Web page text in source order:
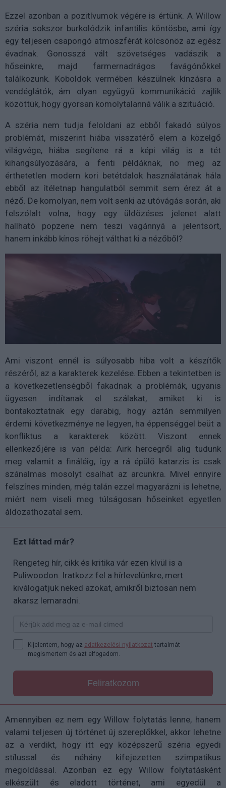
Ezzel azonban a pozitívumok végére is értünk. A Willow
széria sokszor burkolódzik infantilis köntösbe, ami így
egy teljesen csapongó atmoszférát kölcsönöz az egész
évadnak. Gonosszá vált szövetséges vadászik a
hőseinkre, majd farmernadrágos favágónőkkel
találkozunk. Koboldok vermében készülnek kínzásra a
vendéglátók, ám olyan együgyű kommunikáció zajlik
közöttük, hogy gyorsan komolytalanná válik a szituáció.
A széria nem tudja feloldani az ebből fakadó súlyos
problémát, miszerint hiába visszatérő elem a közelgő
világvége, hiába segítene rá a képi világ is a tét
kihangsúlyozására, a fenti példáknak, no meg az
érthetetlen modern kori betétdalok használatának hála
ebből az ítéletnap hangulatból semmit sem érez át a
néző. De komolyan, nem volt senki az utóvágás során, aki
felszólalt volna, hogy egy üldözéses jelenet alatt
hallható popzene nem teszi vagánnyá a jelentsort,
hanem inkább kínos röhejt válthat ki a nézőből?
Ami viszont ennél is súlyosabb hiba volt a készítők
részéről, az a karakterek kezelése. Ebben a tekintetben is
a következetlenségből fakadnak a problémák, ugyanis
ügyesen indítanak el szálakat, amiket ki is
bontakoztatnak egy darabig, hogy aztán semmilyen
érdemi következménye ne legyen, ha éppenséggel beüt a
konfliktus a karakterek között. Viszont ennek
ellenkezőjére is van példa: Airk hercegről alig tudunk
meg valamit a fináléig, így a rá épülő katarzis is csak
szánalmas mosolyt csalhat az arcunkra. Mivel ennyire
felszínes minden, még talán ezzel magyarázni is lehetne,
miért nem viseli meg túlságosan hőseinket egyetlen
áldozathozatal sem.
Ezt láttad már?
Rengeteg hír, cikk és kritika vár ezen kívül is a
Puliwoodon. Iratkozz fel a hírlevelünkre, mert
kiválogatjuk neked azokat, amikről biztosan nem
akarsz lemaradni.
Kijelentem, hogy az adatkezelési nyilatkozat tartalmát
megismertem és azt elfogadom.
Feliratkozom
Amennyiben ez nem egy Willow folytatás lenne, hanem
valami teljesen új történet új szereplőkkel, akkor lehetne
az a verdikt, hogy itt egy középszerű széria egyedi
stílussal és néhány kifejezetten szimpatikus
megoldással. Azonban ez egy Willow folytatásként
elkészült és eladott történet, ami egyedül a